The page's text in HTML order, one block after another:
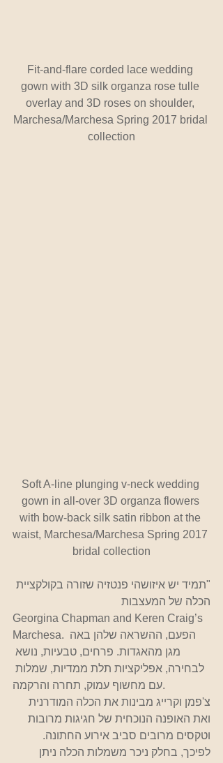
Fit-and-flare corded lace wedding
gown with 3D silk organza rose tulle
overlay and 3D roses on shoulder,
Marchesa/Marchesa Spring 2017 bridal
collection
Soft A-line plunging v-neck wedding
gown in all-over 3D organza flowers
with bow-back silk satin ribbon at the
waist, Marchesa/Marchesa Spring 2017
bridal collection
"תמיד יש איזושהי פנטזיה שזורה בקולקציית
הכלה של המעצבות
Georgina Chapman and Keren Craig’s
Marchesa. הפעם, ההשראה שלהן באה
מגן מהאגדות. פרחים, טבעיות, נושא
לבחירה, אפליקציות תלת ממדיות, שמלות
עם מחשוף עמוק, תחרה והרקמה.
צ'פמן וקרייג מבינות את הכלה המודרנית
ואת האופנה הנוכחית של חגיגות מרובות
וטקסים מרובים סביב אירוע החתונה.
לפיכך, בחלק ניכר משמלות הכלה ניתן